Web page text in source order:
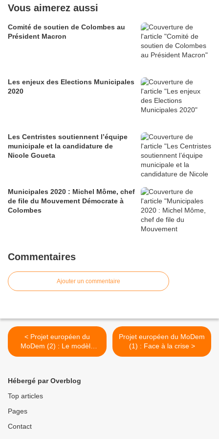
Vous aimerez aussi
Comité de soutien de Colombes au
Président Macron
Les enjeux des Elections Municipales
2020
Les Centristes soutiennent l’équipe
municipale et la candidature de
Nicole Goueta
Municipales 2020 : Michel Môme, chef
de file du Mouvement Démocrate à
Colombes
Commentaires
Ajouter un commentaire
< Projet européen du
MoDem (2) : Le modèle
social
Projet européen du MoDem
(1) : Face à la crise >
Hébergé par Overblog
Top articles
Pages
Contact